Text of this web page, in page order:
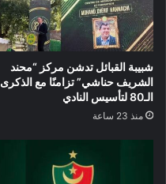
شبيبة القبائل تدشن مركز “محند
الشريف حناشي” تزامنًا مع الذكرى
الـ80 لتأسيس النادي
منذ 23 ساعة